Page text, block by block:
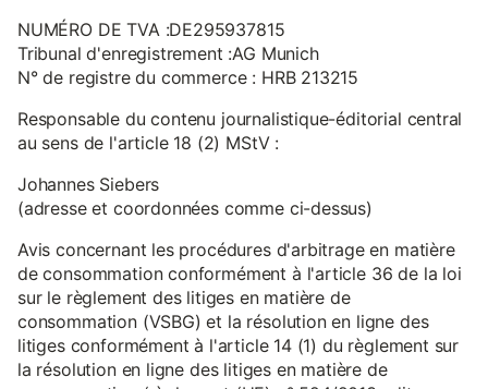
NUMÉRO DE TVA :DE295937815
Tribunal d'enregistrement :AG Munich
N° de registre du commerce : HRB 213215
Responsable du contenu journalistique-éditorial central
au sens de l'article 18 (2) MStV :
Johannes Siebers
(adresse et coordonnées comme ci-dessus)
Avis concernant les procédures d'arbitrage en matière
de consommation conformément à l'article 36 de la loi
sur le règlement des litiges en matière de
consommation (VSBG) et la résolution en ligne des
litiges conformément à l'article 14 (1) du règlement sur
la résolution en ligne des litiges en matière de